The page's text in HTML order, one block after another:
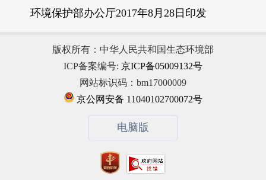
环境保护部办公厅2017年8月28日印发
版权所有：中华人民共和国生态环境部
ICP备案编号: 京ICP备05009132号
网站标识码：bm17000009
京公网安备 11040102700072号
电脑版